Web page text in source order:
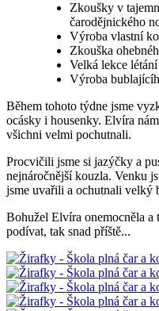
Zkoušky v
čarodějnického
Výroba vlastní
Zkouška
Velká lekce létání
Výroba
Během tohoto týdne jsme
ocásky i housenky. Elvíra
všichni velmi pochutnali.
Procvičili jsme si jazýčky a
nejnáročnější kouzla. Venku
jsme uvařili a ochutnali velký
Bohužel Elvíra onemocněla a
podívat, tak snad příště...